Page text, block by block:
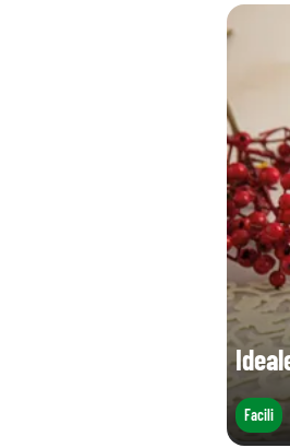
Facili